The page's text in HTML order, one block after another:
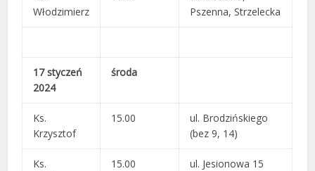
Włodzimierz
Pszenna, Strzelecka
17 styczeń
2024
środa
Ks.
Krzysztof
15.00
ul. Brodzińskiego
(bez 9, 14)
Ks.
15.00 ul. Jesionowa 15